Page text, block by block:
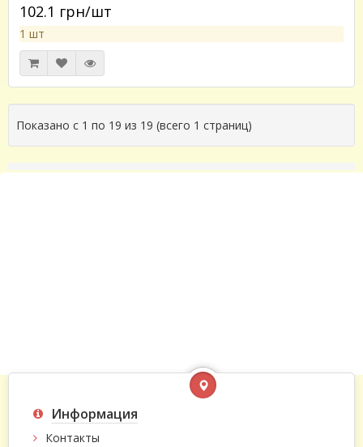
102.1 грн/шт
1 шт
Показано с 1 по 19 из 19 (всего 1 страниц)
Информация
Контакты